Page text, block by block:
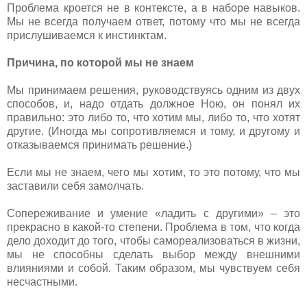
Проблема кроется не в контексте, а в наборе навыков.
Мы не всегда получаем ответ, потому что мы не всегда
прислушиваемся к инстинктам.
Причина, по которой мы не знаем
Мы принимаем решения, руководствуясь одним из двух
способов, и, надо отдать должное Ною, он понял их
правильно: это либо то, что хотим мы, либо то, что хотят
другие. (Иногда мы сопротивляемся и тому, и другому и
отказываемся принимать решение.)
Если мы не знаем, чего мы хотим, то это потому, что мы
заставили себя замолчать.
Сопереживание и умение «ладить с другими» – это
прекрасно в какой-то степени. Проблема в том, что когда
дело доходит до того, чтобы самореализоваться в жизни,
мы не способны сделать выбор между внешними
влияниями и собой. Таким образом, мы чувствуем себя
несчастными.